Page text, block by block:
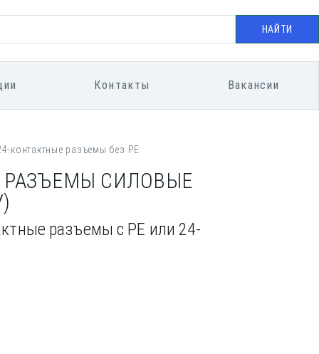
НАЙТИ
Контакты Вакансии
контактные разъемы без PE
РАЗЪЕМЫ СИЛОВЫЕ
разъемы с PE или 24-